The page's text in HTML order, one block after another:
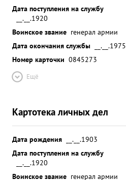
Дата поступления на службу
__.__.1920
Воинское звание генерал армии
Дата окончания службы
__.__.1975
Номер карточки 0845273
Ещё
Картотека личных дел
Дата рождения
__.__.1903
Дата поступления на службу
__.__.1920
Воинское звание генерал армии